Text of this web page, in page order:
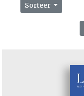
Sorteer